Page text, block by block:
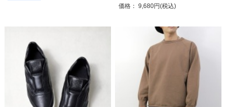
価格： 9,680円(税込)